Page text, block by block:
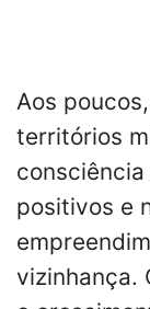
Aos
territórios
positivos e
vizinhança.